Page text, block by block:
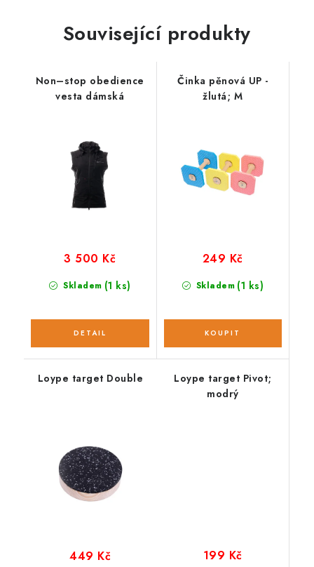
Související produkty
Non–stop obedience
vesta dámská
Skladem (1 ks)
3 500 Kč
Činka pěnová UP -
žlutá; M
Skladem (1 ks)
249 Kč
Loype target Double
449 Kč
Loype target Pivot;
modrý
199 Kč